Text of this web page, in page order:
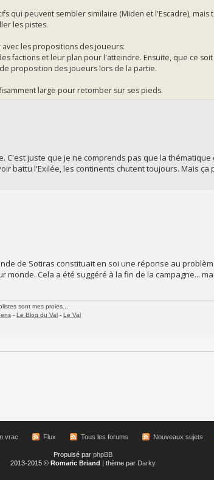
qui peuvent sembler similaire (Miden et l'Escadre),
les pistes.
les propositions des joueurs:
factions et leur plan pour l'atteindre. Ensuite, que ce
proposition des joueurs lors de la partie.
large pour retomber sur ses pieds.
C'est juste que je ne comprends pas que la
battu l'Exilée, les continents chutent toujours. Mais ça
de Sotiras constituait en soi une réponse au
Cela a été suggéré à la fin de la campagne...
sont mes proies...
- Le Blog du Val - Le Val
vrac Flux Tous les forums Nouveaux sujets
Propulsé par phpBB
2013-2015 © Romaric Briand | thème par Darky